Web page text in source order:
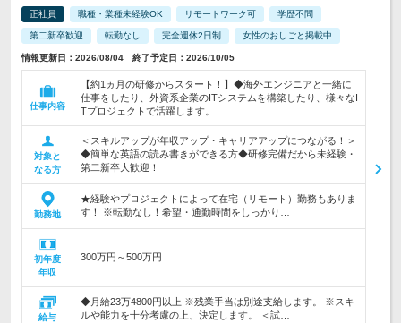
正社員 職種・業種未経験OK リモートワーク可 学歴不問
第二新卒歓迎 転勤なし 完全週休2日制 女性のおしごと掲載中
情報更新日：2026/08/04 終了予定日：2026/10/05
仕事内容
【約1ヵ月の研修からスタート！】◆海外エンジニアと一緒に
仕事をしたり、外資系企業のITシステムを構築したり、様々なI
Tプロジェクトで活躍します。
対象と
なる方
＜スキルアップが年収アップ・キャリアアップにつながる！＞
◆簡単な英語の読み書きができる方◆研修完備だから未経験・
第二新卒大歓迎！
勤務地
★経験やプロジェクトによって在宅（リモート）勤務もありま
す！ ※転勤なし！希望・通勤時間をしっかり…
初年度
年収
300万円～500万円
給与
◆月給23万4800円以上 ※残業手当は別途支給します。 ※スキ
ルや能力を十分考慮の上、決定します。 ＜試…